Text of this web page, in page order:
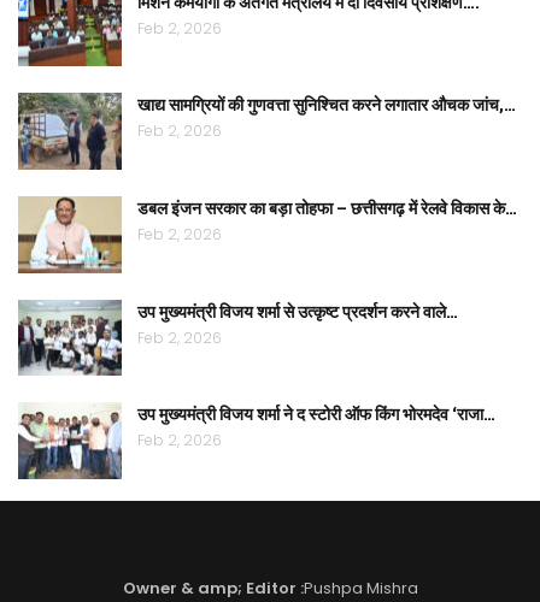
Feb 2, 2026
खाद्य सामग्रियों की गुणवत्ता सुनिश्चित करने लगातार औचक जांच,…
Feb 2, 2026
डबल इंजन सरकार का बड़ा तोहफा – छत्तीसगढ़ में रेलवे विकास के…
Feb 2, 2026
उप मुख्यमंत्री विजय शर्मा से उत्कृष्ट प्रदर्शन करने वाले…
Feb 2, 2026
उप मुख्यमंत्री विजय शर्मा ने द स्टोरी ऑफ किंग भोरमदेव ‘राजा…
Feb 2, 2026
Owner & amp; Editor :Pushpa Mishra